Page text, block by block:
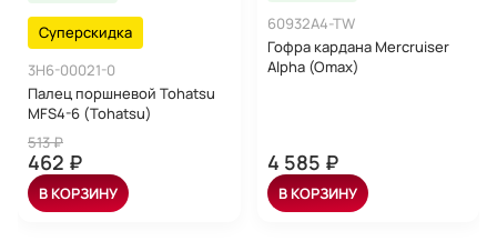
Суперскидка
3H6-00021-0
Палец поршневой Tohatsu
MFS4-6 (Tohatsu)
513 ₽
462 ₽
В КОРЗИНУ
60932A4-TW
Гофра кардана Mercruiser
Alpha (Omax)
4 585 ₽
В КОРЗИНУ